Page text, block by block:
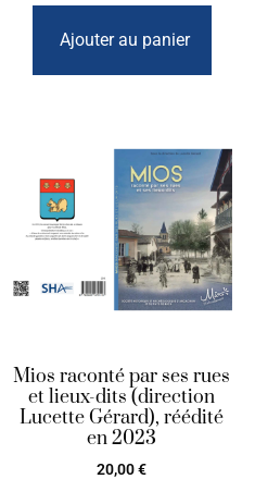
Ajouter au panier
Mios raconté par ses rues
et lieux-dits (direction
Lucette Gérard), réédité
en 2023
20,00€